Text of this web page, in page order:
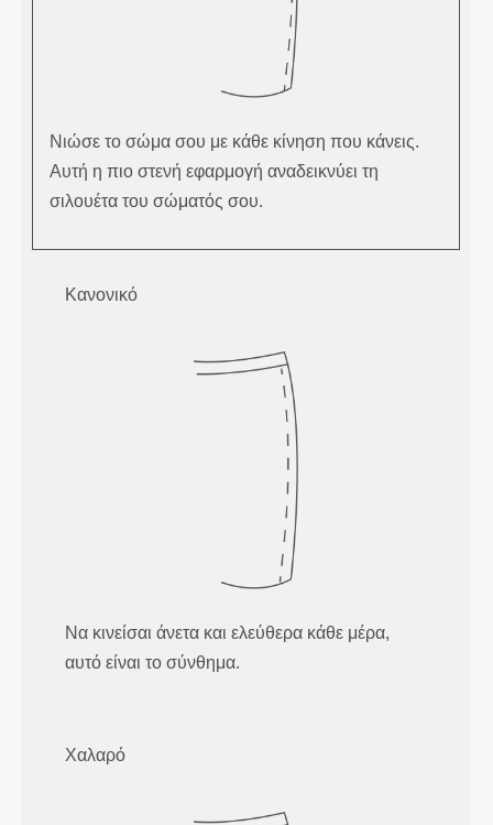
Νιώσε το σώμα σου με κάθε κίνηση που κάνεις.
Αυτή η πιο στενή εφαρμογή αναδεικνύει τη
σιλουέτα του σώματός σου.
Κανονικό
Να κινείσαι άνετα και ελεύθερα κάθε μέρα,
αυτό είναι το σύνθημα.
Χαλαρό